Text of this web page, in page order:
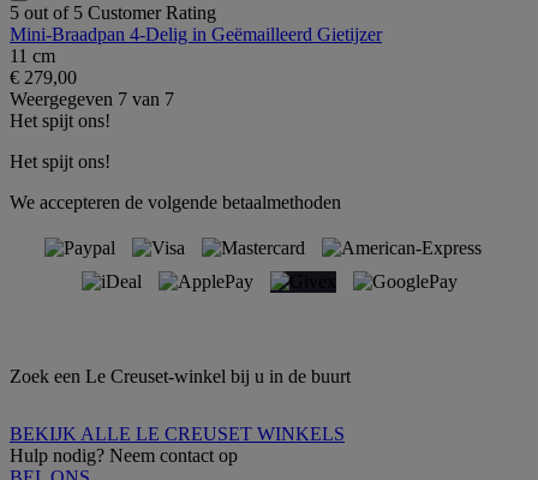
5 out of 5 Customer Rating
Mini-Braadpan 4-Delig in Geëmailleerd Gietijzer
11 cm
€ 279,00
Weergegeven 7 van 7
Het spijt ons!
Het spijt ons!
We accepteren de volgende betaalmethoden
Zoek een Le Creuset-winkel bij u in de buurt
BEKIJK ALLE LE CREUSET WINKELS
Hulp nodig? Neem contact op